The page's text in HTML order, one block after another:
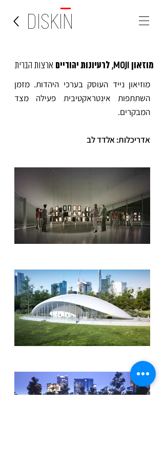
DISKIN
מוזאון MOJI, לרעיונות יהודיים ארצות הברית
מוזיאון נייד העוסק בערכי היהדות. מזמן
השתתפות אינטראקטיבית פעילה מצד
המבקרים.
אדריכלות: אלדד לב